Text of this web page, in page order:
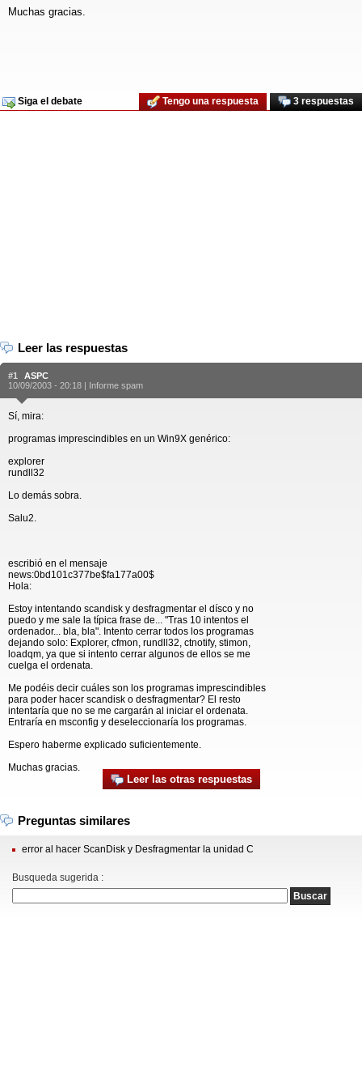
Muchas gracias.
Siga el debate 3 respuestas
Tengo una respuesta
Leer las respuestas
#1
ASPC
10/09/2003 - 20:18 | Informe spam
Sí, mira:
programas imprescindibles en un Win9X genérico:
explorer
rundll32
Lo demás sobra.
Salu2.
escribió en el mensaje
news:0bd101c377be$fa177a00$
Hola:
Estoy intentando scandisk y desfragmentar el dísco y no
puedo y me sale la típica frase de... "Tras 10 intentos el
ordenador... bla, bla". Intento cerrar todos los programas
dejando solo: Explorer, cfmon, rundll32, ctnotify, stimon,
loadqm, ya que si intento cerrar algunos de ellos se me
cuelga el ordenata.
Me podéis decir cuáles son los programas imprescindibles
para poder hacer scandisk o desfragmentar? El resto
intentaría que no se me cargarán al iniciar el ordenata.
Entraría en msconfig y deseleccionaría los programas.
Espero haberme explicado suficientemente.
Muchas gracias.
Leer las otras respuestas
Preguntas similares
error al hacer ScanDisk y Desfragmentar la unidad C
Busqueda sugerida :